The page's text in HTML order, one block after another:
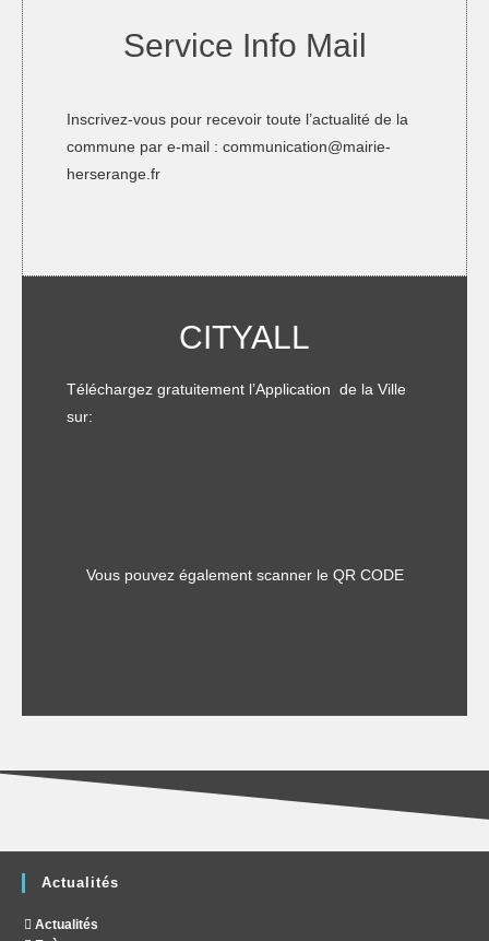
Service Info Mail
Inscrivez-vous pour recevoir toute l’actualité de la
commune par e-mail : communication@mairie-
herserange.fr
CITYALL
Téléchargez gratuitement l’Application de la Ville
sur:
Vous pouvez également scanner le QR CODE
Actualités
Actualités